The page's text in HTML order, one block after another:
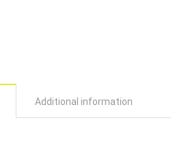
Additional information